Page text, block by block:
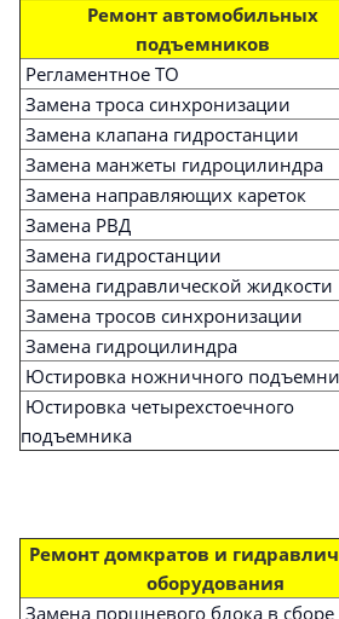
Ремонт автомобильных
подъемников
Регламентное ТО
Замена троса синхронизации
Замена клапана гидростанции
Замена манжеты гидроцилиндра
Замена направляющих кареток
Замена РВД
Замена гидростанции
Замена гидравлической жидкости
Замена тросов синхронизации
Замена гидроцилиндра
Юстировка ножничного
Юстировка четырехстоечного
подъемника
Ремонт домкратов и
оборудования
Замена поршневого блока в сборе